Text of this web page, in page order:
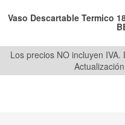
Vaso Descartable Termico
Los precios NO incluyen